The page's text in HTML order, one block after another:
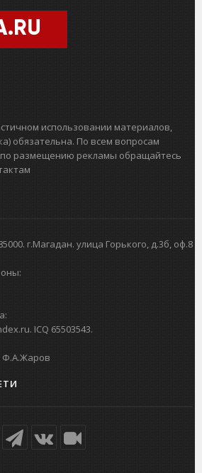
использовании материалов,
обязательна. По всем вопросам
размещению рекламы обращайтесь
г.Магадан. улица Горького, д.3б, оф.8
ICQ 65503543.
Ф.А.Жаров